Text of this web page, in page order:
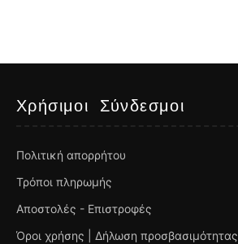
Χρήσιμοι Σύνδεσμοι
Πολιτική απορρήτου
Τρόποι πληρωμής
Αποστολές - Επιστροφές
Όροι χρήσης | Δήλωση προσβασιμότητας